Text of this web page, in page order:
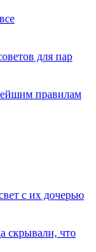
для пар
правилам
с их дочерью
скрывали, что